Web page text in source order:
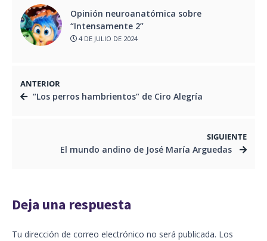
Opinión neuroanatómica sobre
“Intensamente 2”
4 DE JULIO DE 2024
ANTERIOR
“Los perros hambrientos” de Ciro Alegría
SIGUIENTE
El mundo andino de José María Arguedas
Deja una respuesta
Tu dirección de correo electrónico no será publicada. Los